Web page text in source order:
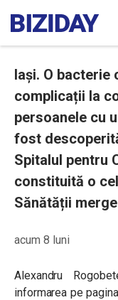
Iași. O bacterie
complicații la
persoanele cu
fost
Spitalul pentru
constituită o
Sănătății
acum 8 luni
Alexandru
informarea pe